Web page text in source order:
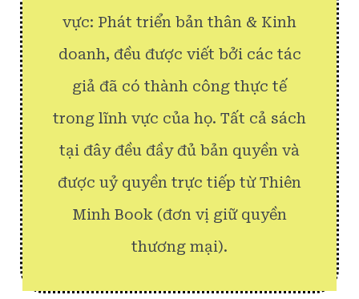
vực: Phát triển bản thân & Kinh
doanh, đều được viết bởi các tác
giả đã có thành công thực tế
trong lĩnh vực của họ. Tất cả sách
tại đây đều đầy đủ bản quyền và
được uỷ quyền trực tiếp từ Thiên
Minh Book (đơn vị giữ quyền
thương mại).